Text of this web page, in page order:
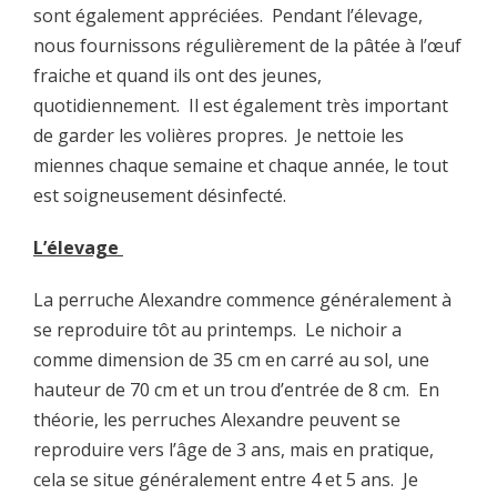
sont également appréciées. Pendant l’élevage,
nous fournissons régulièrement de la pâtée à l’œuf
fraiche et quand ils ont des jeunes,
quotidiennement. Il est également très important
de garder les volières propres. Je nettoie les
miennes chaque semaine et chaque année, le tout
est soigneusement désinfecté.
L’élevage
La perruche Alexandre commence généralement à
se reproduire tôt au printemps. Le nichoir a
comme dimension de 35 cm en carré au sol, une
hauteur de 70 cm et un trou d’entrée de 8 cm. En
théorie, les perruches Alexandre peuvent se
reproduire vers l’âge de 3 ans, mais en pratique,
cela se situe généralement entre 4 et 5 ans. Je